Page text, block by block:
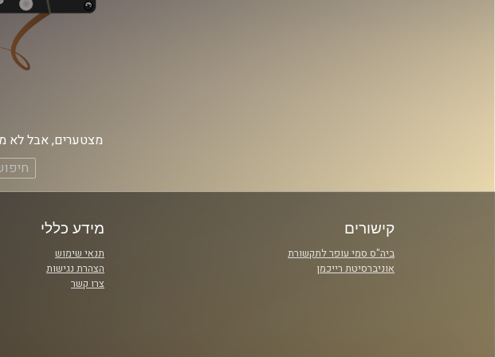
מצטערים, אבל לא
קישורים
ביה"ס סמי עופר לתקשורת
אוניברסיטת רייכמן
מידע כללי
תנאי שימוש
הצהרת נגישות
צרו קשר